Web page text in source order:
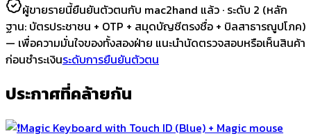
ผู้ขายรายนี้ยืนยันตัวตนกับ mac2hand แล้ว · ระดับ 2 (หลัก
ฐาน: บัตรประชาชน + OTP + สมุดบัญชีตรงชื่อ + บิลสาธารณูปโภค)
— เพื่อความมั่นใจของทั้งสองฝ่าย แนะนำนัดตรวจสอบหรือเห็นสินค้า
ก่อนชำระเงินระดับการยืนยันตัวตน
ประกาศที่คล้ายกัน